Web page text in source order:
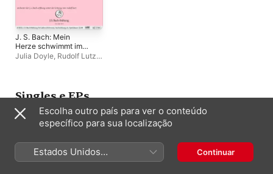
J. S. Bach: Mein
Herze schwimmt im
Blut, BWV 199 (Live)
Julia Doyle, Rudolf Lutz,
Singles e EPs
Escolha outro país para ver o conteúdo
específico para sua localização
Estados Unidos
(Português Brasil)
Continuar